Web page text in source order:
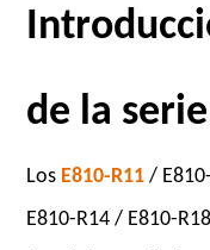
de la
Los E810-R11 /
E810-R14 / E810-